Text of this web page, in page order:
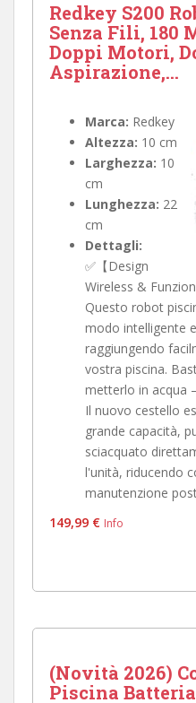
Redkey S200
Senza Fili, 180
Doppi Motori,
Aspirazione,...
Marca: Redkey
Altezza: 10 cm
Larghezza: 10
cm
Lunghezza: 22
cm
Dettagli:
✅【Design
Wireless &
Questo robot
modo intelligente
raggiungendo
vostra piscina.
metterlo in acqua
Il nuovo cestello
grande capacità,
sciacquato
l'unità, riducendo
manutenzione
149,99 € Info
(Novità 2026)
Piscina